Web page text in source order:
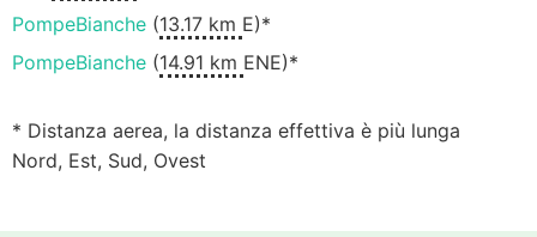
PompeBianche (13.17 km E)*
PompeBianche (14.91 km ENE)*
* Distanza aerea, la distanza effettiva è più lunga
Nord, Est, Sud, Ovest